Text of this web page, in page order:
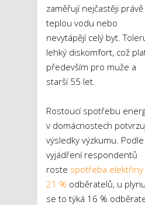
zaměřují nejčastěji právě
teplou vodu nebo
nevytápějí celý byt.
lehký diskomfort, což
především pro muže a
starší 55 let.
Rostoucí spotřebu
v domácnostech
výsledky výzkumu. Podle
vyjádření respondentů
roste spotřeba elektřiny
21 % odběratelů, u plynu
se to týká 16 %